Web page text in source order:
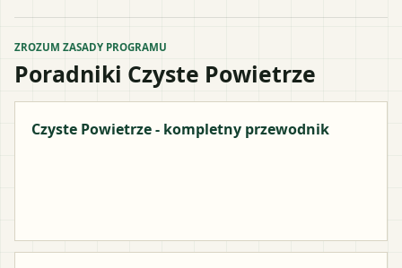
ZROZUM ZASADY PROGRAMU
Poradniki Czyste Powietrze
Czyste Powietrze - kompletny przewodnik